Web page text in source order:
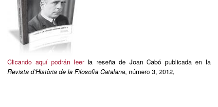
Clicando aquí podrán leerla reseña de Joan Cabó publicada en la
Revista d’Història de la Filosofia Catalana, número 3, 2012,